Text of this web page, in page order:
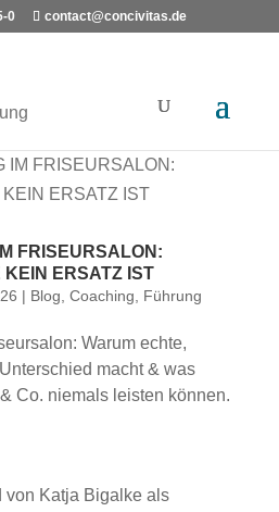
0 contact@concivitas.de
FRISEURSALON:
ERSATZ IST
| Blog Coaching Führung
Warum echte,
macht & was
Co. niemals leisten können.